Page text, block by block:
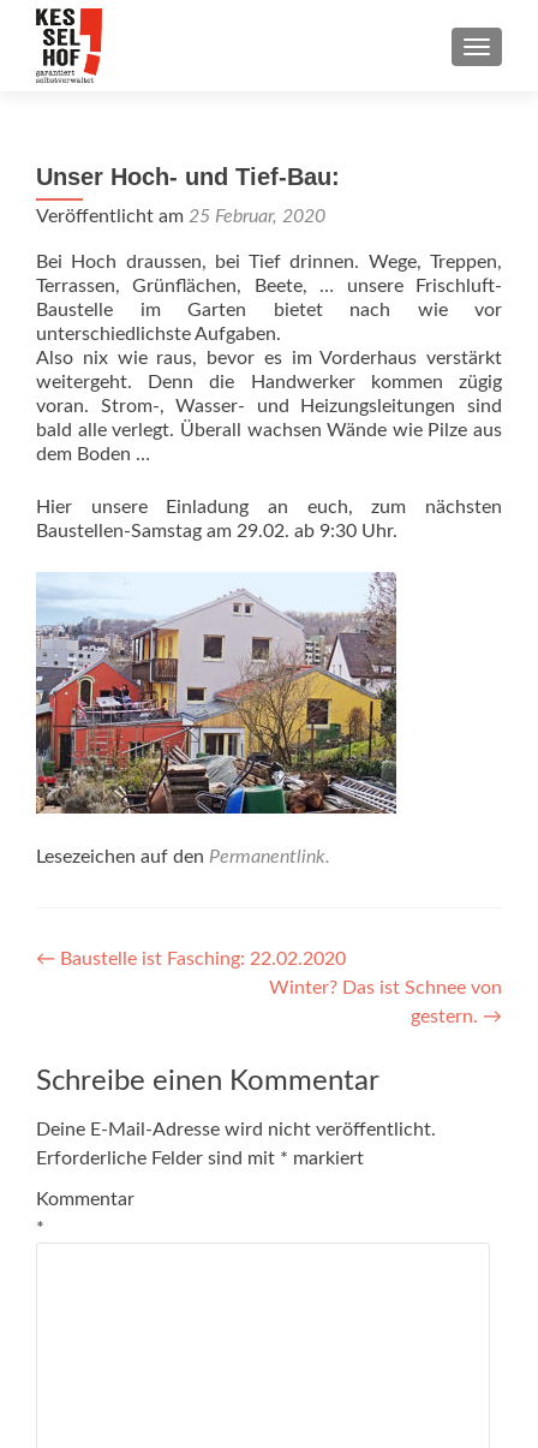
Unser Hoch- und Tief-Bau:
Veröffentlicht am 25 Februar, 2020
Bei Hoch draussen, bei Tief drinnen. Wege, Treppen,
Terrassen, Grünflächen, Beete, … unsere Frischluft-
Baustelle im Garten bietet nach wie vor
unterschiedlichste Aufgaben.
Also nix wie raus, bevor es im Vorderhaus verstärkt
weitergeht. Denn die Handwerker kommen zügig
voran. Strom-, Wasser- und Heizungsleitungen sind
bald alle verlegt. Überall wachsen Wände wie Pilze aus
dem Boden …
Hier unsere Einladung an euch, zum nächsten
Baustellen-Samstag am 29.02. ab 9:30 Uhr.
Lesezeichen auf den Permanentlink.
Beitragsnavigation
← Baustelle ist Fasching: 22.02.2020
Winter? Das ist Schnee von
gestern. →
Schreibe einen Kommentar
Deine E-Mail-Adresse wird nicht veröffentlicht.
Erforderliche Felder sind mit * markiert
Kommentar
*